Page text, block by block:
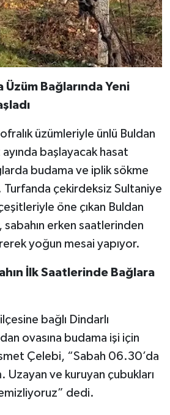
Üzüm Bağlarında Yeni
üzümleriyle ünlü Buldan
başlayacak hasat
budama ve iplik sökme
Turfanda çekirdeksiz Sultaniye
öne çıkan Buldan
sabahın erken saatlerinden
yoğun mesai yapıyor.
İlk Saatlerinde Bağlara
bağlı Dindarlı
ovasına budama işi için
Çelebi, “Sabah 06.30’da
Uzayan ve kuruyan çubukları
dedi.